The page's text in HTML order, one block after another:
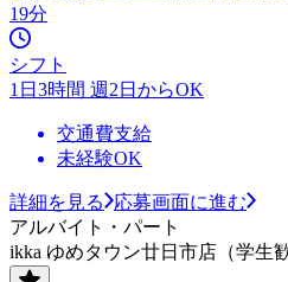
19分
シフト
1日3時間 週2日からOK
交通費支給
未経験OK
詳細を見る
応募画面に進む
アルバイト・パート
ikka ゆめタウン廿日市店（学生歓